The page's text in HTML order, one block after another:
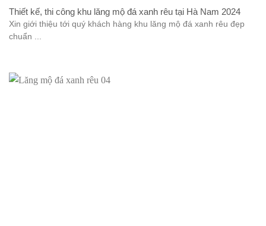
Thiết kế, thi công khu lăng mộ đá xanh rêu tại Hà Nam 2024
Xin giới thiệu tới quý khách hàng khu lăng mộ đá xanh rêu đẹp
chuẩn ...